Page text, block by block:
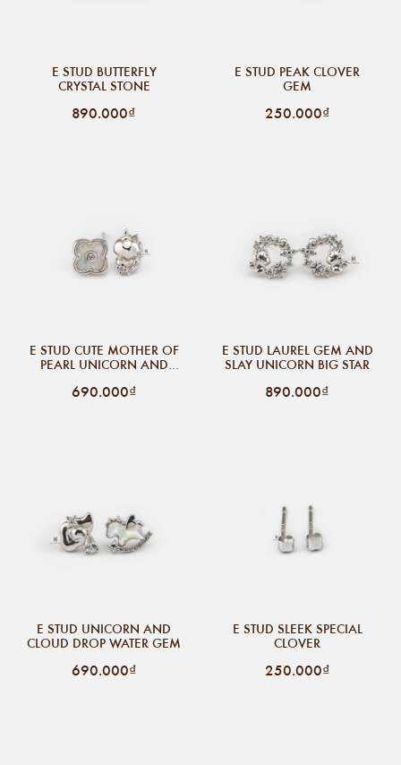
E STUD BUTTERFLY
CRYSTAL STONE
890.000₫
E STUD PEAK CLOVER
GEM
250.000₫
E STUD CUTE MOTHER OF
PEARL UNICORN AND
690.000₫
E STUD LAUREL GEM AND
SLAY UNICORN BIG STAR
890.000₫
E STUD UNICORN AND
CLOUD DROP WATER GEM
690.000₫
E STUD SLEEK SPECIAL
CLOVER
250.000₫